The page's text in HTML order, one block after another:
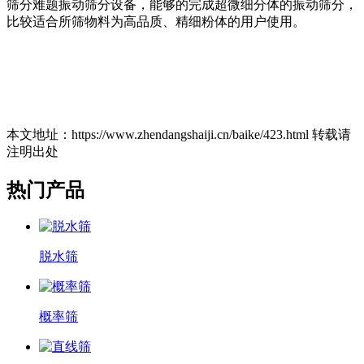
筛分难题振动筛分设备，能够的完成超微细分体的振动筛分，
比较适合所筛物料为高品质、精细粉体的用户使用。
本文地址：https://www.zhendangshaiji.cn/baike/423.html 转载请
注明出处
热门产品
脱水筛
概率筛